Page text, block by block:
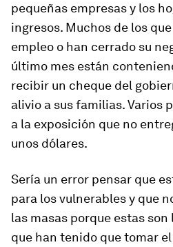
pequeñas empresas y los
ingresos. Muchos de los
empleo o han cerrado su
último mes están
recibir un cheque del
alivio a sus familias. Varios
a la exposición que no
unos dólares.
Sería un error pensar que
para los vulnerables y que
las masas porque estas
que han tenido que tomar